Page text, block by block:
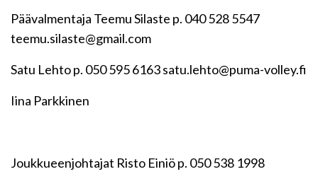
Päävalmentaja Teemu Silaste p. 040 528 5547
teemu.silaste@gmail.com
Satu Lehto p. 050 595 6163 satu.lehto@puma-volley.fi
Iina Parkkinen
Joukkueenjohtajat Risto Einiö p. 050 538 1998